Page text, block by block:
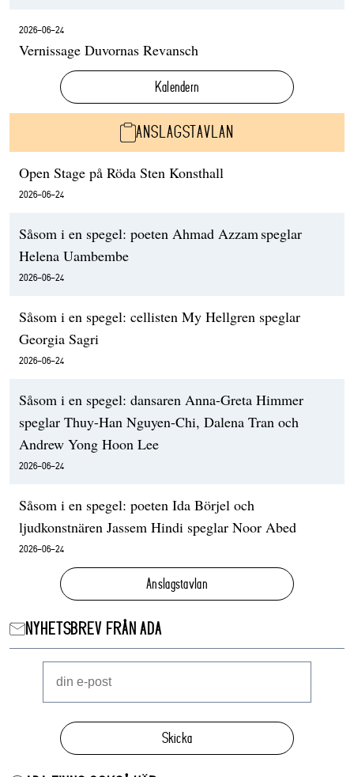
2026-06-24
Vernissage Duvornas Revansch
Kalendern
ANSLAGSTAVLAN
Open Stage på Röda Sten Konsthall
2026-06-24
Såsom i en spegel: poeten Ahmad Azzam speglar
Helena Uambembe
2026-06-24
Såsom i en spegel: cellisten My Hellgren speglar
Georgia Sagri
2026-06-24
Såsom i en spegel: dansaren Anna-Greta Himmer
speglar Thuy-Han Nguyen-Chi, Dalena Tran och
Andrew Yong Hoon Lee
2026-06-24
Såsom i en spegel: poeten Ida Börjel och
ljudkonstnären Jassem Hindi speglar Noor Abed
2026-06-24
Anslagstavlan
NYHETSBREV FRÅN ADA
Skicka